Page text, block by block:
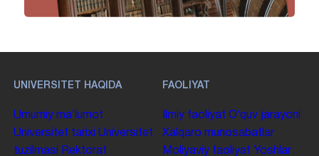
UNIVERSITET HAQIDA
Umumiy maʼlumot
Universitet tarixi Universitet
tuzilmasi
Rektorat
FAOLIYAT
Ilmiy faoliyat Oʻquv jarayoni
Xalqaro munosabatlar
Moliyaviy faoliyat Yoshlar